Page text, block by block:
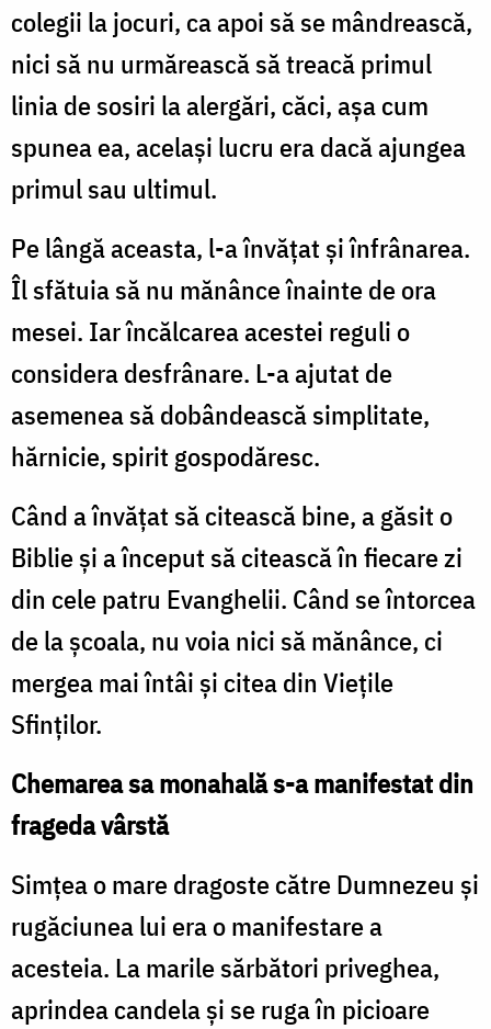
colegii la jocuri, ca apoi să se mândrească,
nici să nu urmărească să treacă primul
linia de sosiri la alergări, căci, așa cum
spunea ea, același lucru era dacă ajungea
primul sau ultimul.
Pe lângă aceasta, l-a învățat și înfrânarea.
Îl sfătuia să nu mănânce înainte de ora
mesei. Iar încălcarea acestei reguli o
considera desfrânare. L-a ajutat de
asemenea să dobândească simplitate,
hărnicie, spirit gospodăresc.
Când a învățat să citească bine, a găsit o
Biblie și a început să citească în fiecare zi
din cele patru Evanghelii. Când se întorcea
de la școala, nu voia nici să mănânce, ci
mergea mai întâi și citea din Viețile
Sfinților.
Chemarea sa monahală s-a manifestat din
frageda vârstă
Simțea o mare dragoste către Dumnezeu și
rugăciunea lui era o manifestare a
acesteia. La marile sărbători priveghea,
aprindea candela și se ruga în picioare